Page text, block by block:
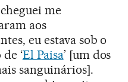
me
aos
eu estava sob o
‘El Paisa’ [um dos
sanguinários].